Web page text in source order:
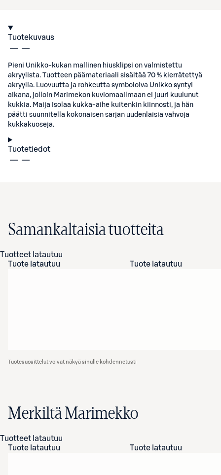
Tuotekuvaus
Pieni Unikko-kukan mallinen hiusklipsi on valmistettu
akryylista. Tuotteen päämateriaali sisältää 70 % kierrätettyä
akryylia. Luovuutta ja rohkeutta symboloiva Unikko syntyi
aikana, jolloin Marimekon kuviomaailmaan ei juuri kuulunut
kukkia. Maija Isolaa kukka-aihe kuitenkin kiinnosti, ja hän
päätti suunnitella kokonaisen sarjan uudenlaisia vahvoja
kukkakuoseja.
Tuotetiedot
Samankaltaisia tuotteita
Tuotteet latautuu
Tuote latautuu
Tuote latautuu
Tuotesuosittelut voivat näkyä sinulle kohdennetusti
Merkiltä Marimekko
Tuotteet latautuu
Tuote latautuu
Tuote latautuu